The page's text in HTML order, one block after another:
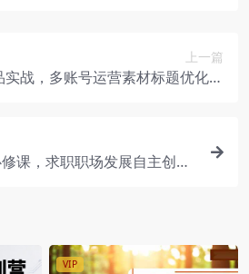
上一篇
战，多账号运营素材标题优化商
课，求职职场发展自主创业
VIP